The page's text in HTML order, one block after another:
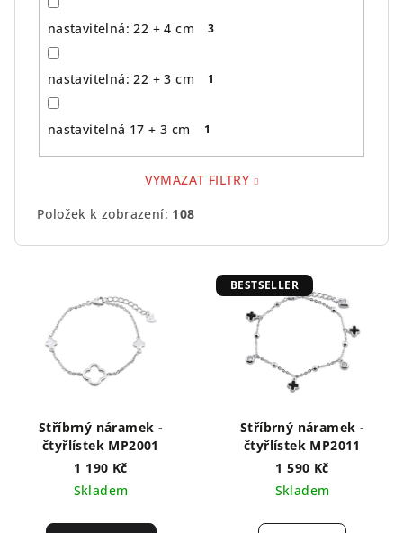
nastavitelná: 22 + 4 cm 3
nastavitelná: 22 + 3 cm 1
nastavitelná 17 + 3 cm 1
VYMAZAT FILTRY
Položek k zobrazení: 108
Stříbrný náramek -
čtyřlístek MP2001
1 190 Kč
Skladem
BESTSELLER
Stříbrný náramek -
čtyřlístek MP2011
1 590 Kč
Skladem